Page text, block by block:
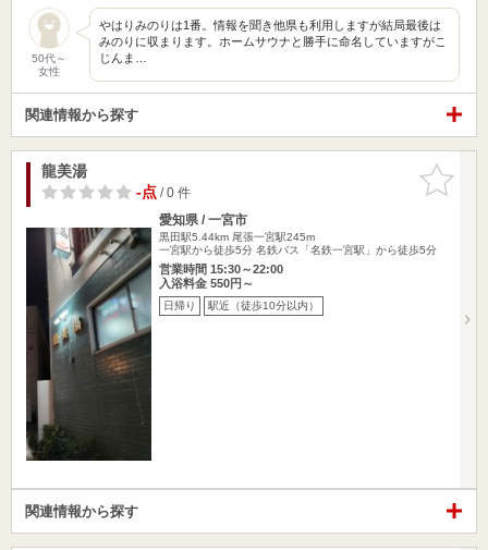
50代～
女性
やはりみのりは1番。情報を聞き他県も利用しますが結局最後は
みのりに収まります。ホームサウナと勝手に命名していますがこ
じんま…
関連情報から探す
お気に入
りに追加
龍美湯
-点/ 0 件
愛知県 / 一宮市
黒田駅5.44km 尾張一宮駅245m
一宮駅から徒歩5分 名鉄バス「名鉄一宮駅」から徒歩5分
営業時間 15:30～22:00
入浴料金 550円～
日帰り 駅近（徒歩10分以内）
関連情報から探す